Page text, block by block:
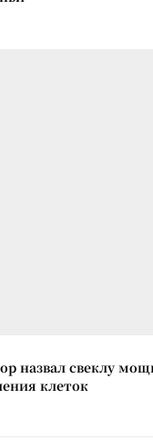
назвал свеклу
клеток